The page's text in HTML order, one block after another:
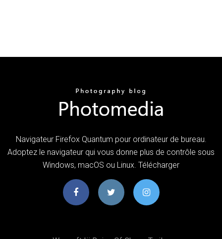
Navigateur Firefox Quantum pour ordinateur de bureau.
Adoptez le navigateur qui vous donne plus de contrôle sous
Windows, macOS ou Linux. Télécharger